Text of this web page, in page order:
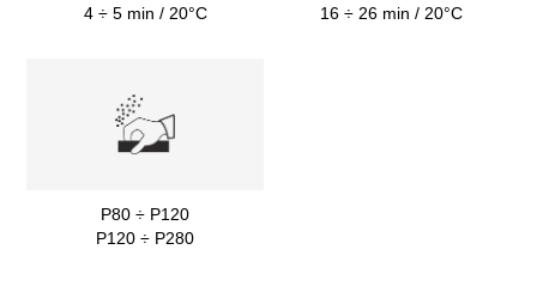
4 ÷ 5 min / 20°C
16 ÷ 26 min / 20°C
P80 ÷ P120
P120 ÷ P280